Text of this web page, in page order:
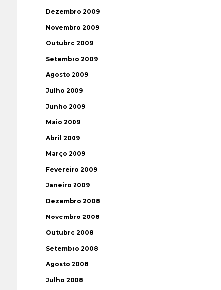
Dezembro 2009
Novembro 2009
Outubro 2009
Setembro 2009
Agosto 2009
Julho 2009
Junho 2009
Maio 2009
Abril 2009
Março 2009
Fevereiro 2009
Janeiro 2009
Dezembro 2008
Novembro 2008
Outubro 2008
Setembro 2008
Agosto 2008
Julho 2008